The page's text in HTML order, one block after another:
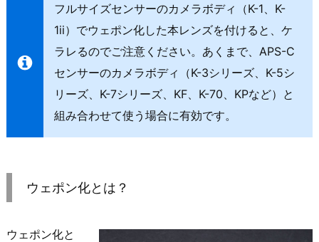
フルサイズセンサーのカメラボディ（K-1、K-
1ii）でウェポン化した本レンズを付けると、ケ
ラレるのでご注意ください。あくまで、APS-C
センサーのカメラボディ（K-3シリーズ、K-5シ
リーズ、K-7シリーズ、KF、K-70、KPなど）と
組み合わせて使う場合に有効です。
ウェポン化とは？
ウェポン化と